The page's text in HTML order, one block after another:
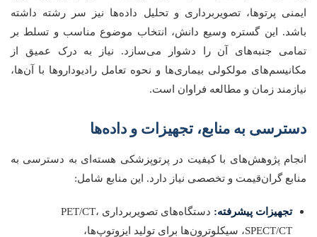
ایمنی پرتوها، تصویربرداری و تحلیل داده‌ها نیز سر رشته داشته
باشد. این گستره وسیع دانش، انتخاب موضوع مناسب و تسلط بر
تمامی جنبه‌های آن را دشوار می‌سازد. نیاز به درک عمیق از
مکانیسم‌های مولکولی بیماری‌ها و نحوه تعامل رادیوداروها با آن‌ها،
نیازمند زمان و مطالعه فراوان است.
دسترسی به منابع، تجهیزات و داده‌ها
انجام پژوهش‌های با کیفیت در پرتوپزشکی هسته‌ای به دسترسی به
منابع گران‌قیمت و تخصصی نیاز دارد. این منابع شامل:
تجهیزات پیشرفته:
دستگاه‌های تصویربرداری PET/CT،
SPECT/CT، سیکلوترون‌ها برای تولید ایزوتوپ‌ها،